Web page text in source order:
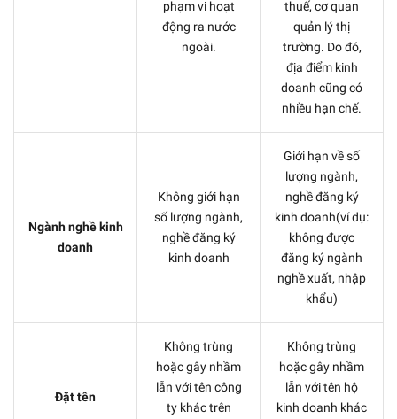
phạm vi hoạt
động ra nước
ngoài.
thuế, cơ quan
quản lý thị
trường. Do đó,
địa điểm kinh
doanh cũng có
nhiều hạn chế.
Ngành nghề kinh
doanh
Không giới hạn
số lượng ngành,
nghề đăng ký
kinh doanh
Giới hạn về số
lượng ngành,
nghề đăng ký
kinh doanh(ví dụ:
không được
đăng ký ngành
nghề xuất, nhập
khẩu)
Đặt tên
Không trùng
hoặc gây nhầm
lẫn với tên công
ty khác trên
Không trùng
hoặc gây nhầm
lẫn với tên hộ
kinh doanh khác